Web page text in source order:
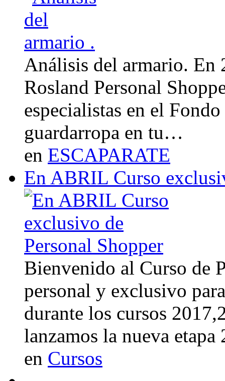
Análisis del armario. En
Rosland Personal
especialistas en el
guardarropa en tu…
en ESCAPARATE
En ABRIL Curso
Bienvenido al Curso de
personal y exclusivo
durante los cursos
lanzamos la nueva
en Cursos